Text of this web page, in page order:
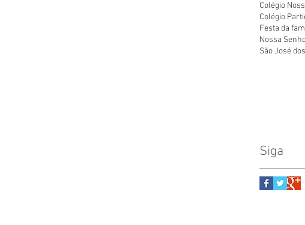
Colégio
Colégio
Festa da
Nossa
São José
Siga